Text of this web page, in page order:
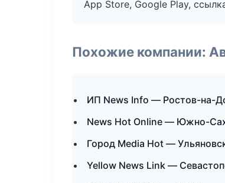
App Store, Google Play,
Похожие компании:
ИП News Info — Ростов-на-
News Hot Online — Южно-
Город Media Hot —
Yellow News Link —